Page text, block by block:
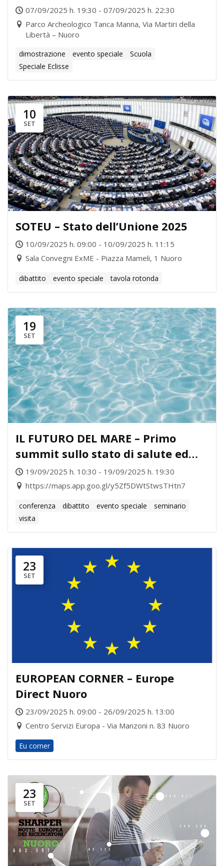
07/09/2025 h. 19:30 - 07/09/2025 h. 22:30
Parco Archeologico Tanca Manna, Via Martiri della
Libertà – Nuoro
dimostrazione evento speciale
Scuola
Speciale Eclisse
10
SET
SOTEU – Stato dell’Unione 2025
10/09/2025 h. 09:00 - 10/09/2025 h. 11:15
Sala Convegni ExME - Piazza Mameli, 1 Nuoro
dibattito evento speciale tavola rotonda
19
SET
IL FUTURO DEL MARE – Primo
summit sullo stato di salute ed
economia del Golfo
19/09/2025 h. 10:30 - 19/09/2025 h. 19:30
https://maps.app.goo.gl/y5Zf5DWtStwsTHtn7
conferenza dibattito evento speciale
seminario
visita
23
SET
EUROPEAN CORNER – Europe
Direct Nuoro
23/09/2025 h. 09:00 - 26/09/2025 h. 13:00
Centro Servizi Europa - Via Manzoni n. 83 Nuoro
Eu corner
23
SET